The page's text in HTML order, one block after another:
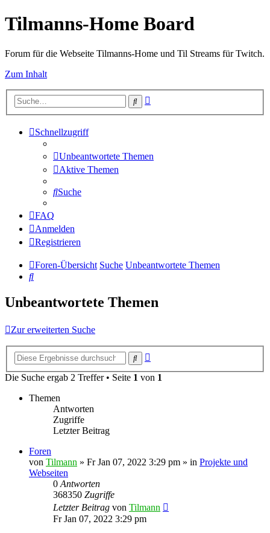
Tilmanns-Home Board
Forum für die Webseite Tilmanns-Home und Til Streams für Twitch.
Zum Inhalt
Suche
Schnellzugriff
Unbeantwortete Themen
Aktive Themen
Suche
FAQ
Anmelden
Registrieren
Foren-Übersicht Suche Unbeantwortete Themen
Suche
Unbeantwortete Themen
Zur erweiterten Suche
Suche
Die Suche ergab 2 Treffer • Seite 1 von 1
Themen
Antworten
Zugriffe
Letzter Beitrag
Foren
von Tilmann » Fr Jan 07, 2022 3:29 pm » in Projekte und
Webseiten
0 Antworten
368350 Zugriffe
Letzter Beitrag von Tilmann
Fr Jan 07, 2022 3:29 pm